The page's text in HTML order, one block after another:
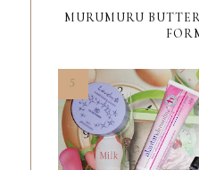
MURUMURU